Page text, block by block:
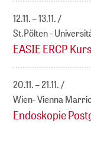
12.11. – 13.11.
St.Pölten -
EASIE ERCP
20.11. – 21.11.
Wien- Vienna
Endoskopie